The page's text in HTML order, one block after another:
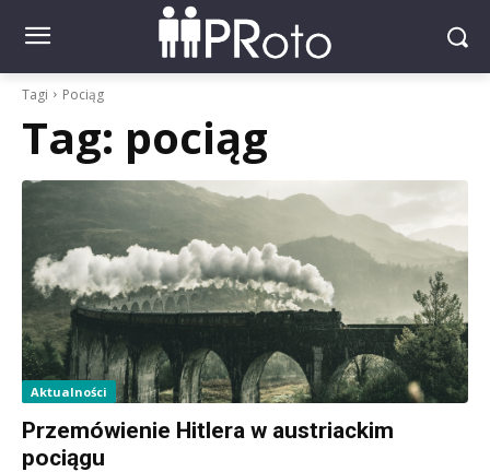
Tagi Pociąg
Tag: pociąg
Aktualności
Przemówienie Hitlera w austriackim
pociągu